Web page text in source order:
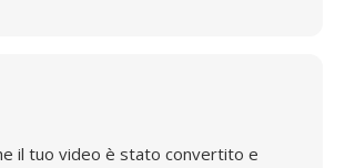
il tuo video è stato convertito e